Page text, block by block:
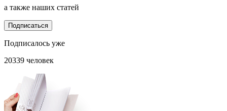
а также наших статей
Подписаться
Подписалось уже
20339 человек